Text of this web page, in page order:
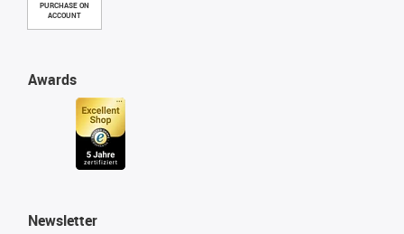
PURCHASE ON
ACCOUNT
Awards
Newsletter